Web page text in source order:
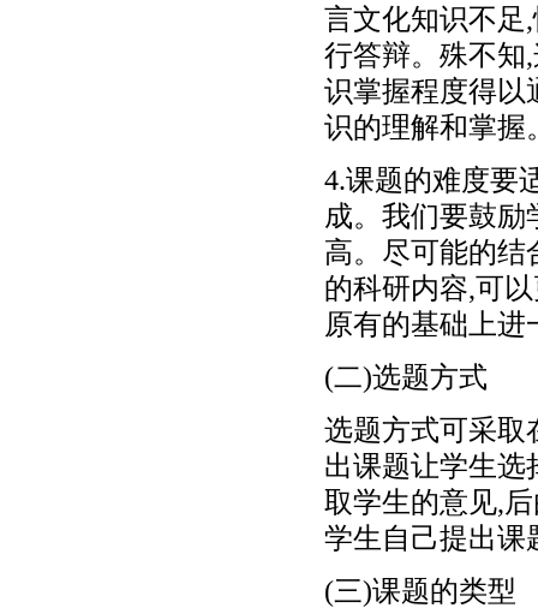
言文化知识不足
行答辩。殊不知
识掌握程度得以
识的理解和掌握
4.课题的难度要
成。我们要鼓励
高。尽可能的结
的科研内容,可
原有的基础上
(二)选题方式
选题方式可采取
出课题让学生选
取学生的意见,
学生自己提出课
(三)课题的类型